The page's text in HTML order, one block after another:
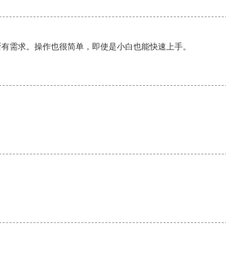
需求。操作也很简单，即使是小白也能快速上手。